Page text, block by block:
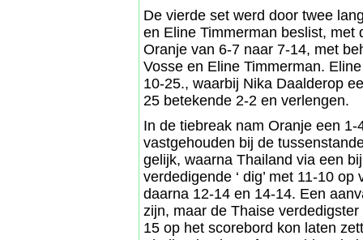
De vierde set werd door twee
en Eline Timmerman beslist,
Oranje van 6-7 naar 7-14, met
Vosse en Eline Timmerman.
10-25., waarbij Nika Daalderop
25 betekende 2-2 en verlengen.
In de tiebreak nam Oranje een
vastgehouden bij de
gelijk, waarna Thailand via een
verdedigende ‘ dig’ met 11-10
daarna 12-14 en 14-14. Een
zijn, maar de Thaise
15 op het scorebord kon laten